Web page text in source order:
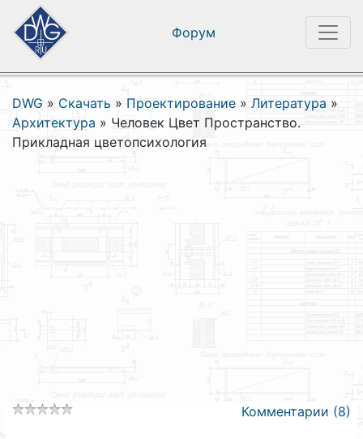
Форум
DWG » Скачать » Проектирование » Литература »
Архитектура » Человек Цвет Пространство.
Прикладная цветопсихология
Комментарии (8)